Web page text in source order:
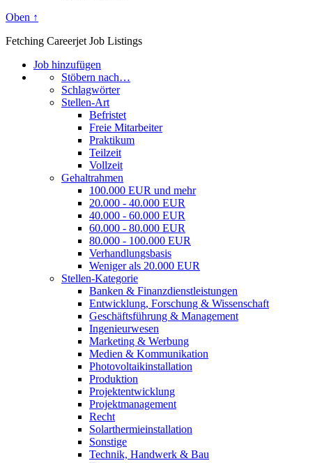
Oben ↑
Fetching Careerjet Job Listings
Job hinzufügen
Stöbern nach…
Schlagwörter
Stellen-Art
Befristet
Freie Mitarbeiter
Praktikum
Teilzeit
Vollzeit
Gehaltrahmen
100.000 EUR und mehr
20.000 - 40.000 EUR
40.000 - 60.000 EUR
60.000 - 80.000 EUR
80.000 - 100.000 EUR
Verhandlungsbasis
Weniger als 20.000 EUR
Stellen-Kategorie
Banken & Finanzdienstleistungen
Entwicklung, Forschung & Wissen­schaft
Geschäftsführung & Management
Ingenieurwesen
Marketing & Werbung
Medien & Kommunikation
Photovoltaikinstallation
Produktion
Projektentwicklung
Projektmanagement
Recht
Solarthermieinstallation
Sonstige
Technik, Handwerk & Bau